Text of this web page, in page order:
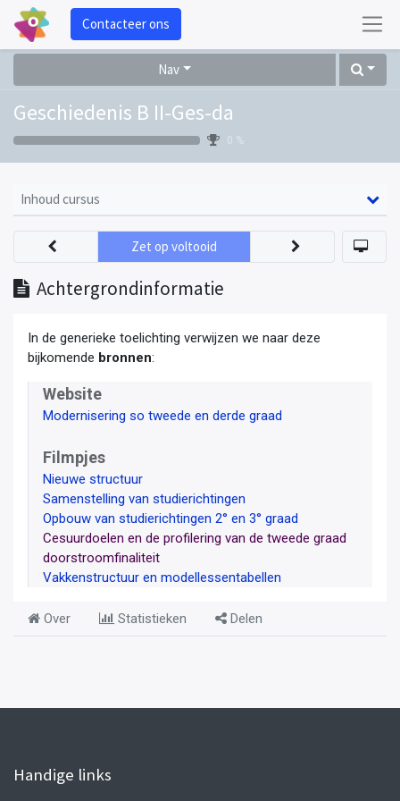
Contacteer ons
Nav
Geschiedenis B II-Ges-da
0 %
Inhoud cursus
Achtergrondinformatie
Zet op voltooid
In de generieke toelichting verwijzen we naar deze
bijkomende bronnen:
Website
Modernisering so tweede en derde graad
Filmpjes
Nieuwe structuur
Samenstelling van studierichtingen
Opbouw van studierichtingen 2° en 3° graad
Cesuurdoelen en de profilering van de tweede graad
doorstroomfinaliteit
Vakkenstructuur en modellessentabellen
Over Statistieken Delen
Handige links